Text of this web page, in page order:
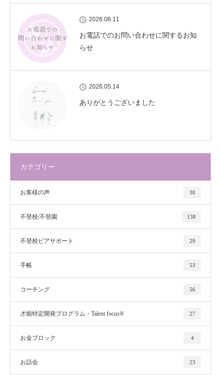
2026.06.11
お電話でのお問い合わせに関するお知
らせ
2026.05.14
ありがとうございました
カテゴリー
お客様の声 30
不登校/不登園 138
不登校ピアサポート 29
手帳 53
コーチング 56
才能特定開発プログラム・Talent focus® 27
お金ブロック 4
お話会 23